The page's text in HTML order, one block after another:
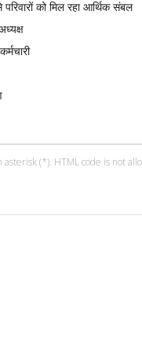
को मिल रहा आर्थिक संबल
(*). HTML code is not